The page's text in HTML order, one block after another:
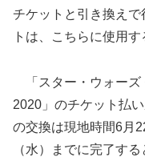
チケットと引き換え
トは、こちらに使用す
「スター・ウォーズ
2020」のチケット払
の交換は現地時間6月
（水）までに完了す